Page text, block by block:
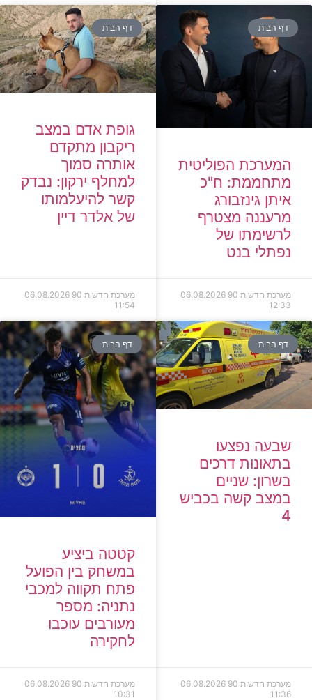
דף הבית
המערכת הפוליטית
מתחממת: ח"כ
איתן גינזבורג
מרעננה מצטרף
לרשימתו של
נפתלי בנט
מערכת חדשות 90
06.08.2026
12:33
דף הבית
גופת אדם במצב
ריקבון מתקדם
אותרה סמוך
למחלף ירקון: נבדק
קשר להיעלמותו
של אלדר דיין
מערכת חדשות 90
06.08.2026
11:54
דף הבית
שבעה נפצעו
בתאונות דרכים
בשרון: שניים
במצב קשה בכביש
4
מערכת חדשות 90
06.08.2026
11:36
דף הבית
קטטה ביציע
במשחק בין הפועל
פתח תקווה למכבי
נתניה: מספר
מעורבים עוכבו
לחקירה
מערכת חדשות 90
06.08.2026
10:31